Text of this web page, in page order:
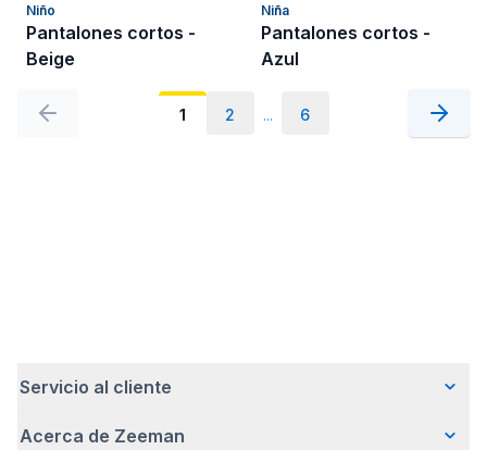
Niño
Pantalones cortos -
Beige
Niña
Pantalones cortos -
Azul
1 2 ... 6
Servicio al cliente
Preguntas frecuentes
Acerca de Zeeman